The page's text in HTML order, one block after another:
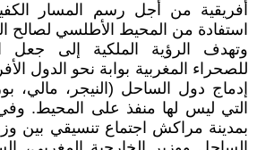
أفريقية من أجل رسم المسار
استفادة من المحيط الأطلسي لصالح
وتهدف الرؤية الملكية إلى جعل
للصحراء المغربية بوابة نحو الدول
إدماج دول الساحل (النيجر، مالي،
التي ليس لها منفذ على المحيط. وفي
بمدينة مراكش اجتماع تنسيقي بين